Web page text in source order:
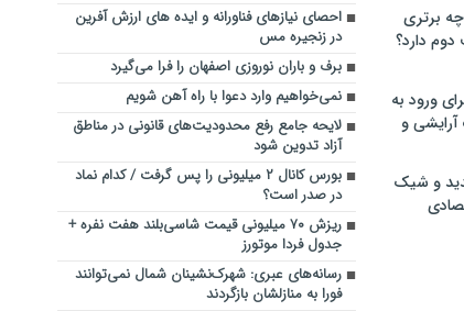
برتری
دارد؟
ورود به
آرایشی و
و شیک
احصای نیازهای فناورانه و ایده های ارزش آفرین
در زنجیره مس
برف و باران نوروزی اصفهان را فرا می‌گیرد
نمی‌خواهیم وارد دعوا با راه آهن شویم
لایحه جامع رفع محدودیت‌های قانونی در مناطق
آزاد تدوین شود
بورس کانال ۲ میلیونی را پس گرفت / کدام نماد
در صدر است؟
ریزش ۷۰ میلیونی قیمت شاسی‌بلند هفت نفره +
جدول فردا موتورز
رسانه‌های عبری: شهرک‌نشینان شمال نمی‌توانند
فورا به منازلشان بازگردند